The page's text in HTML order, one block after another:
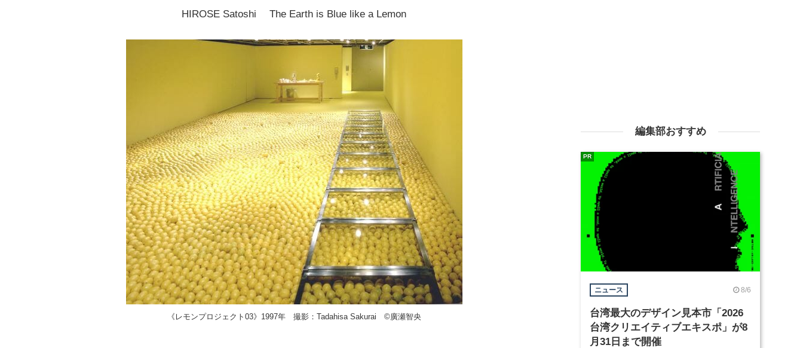
HIROSE Satoshi The Earth is Blue like a Lemon
《レモンプロジェクト03》1997年 撮影：Tadahisa Sakurai ©廣瀬智央
編集部おすすめ
ニュース 8/6
台湾最大のデザイン見本市「2026
台湾クリエイティブエキスポ」が8
月31日まで開催
PR